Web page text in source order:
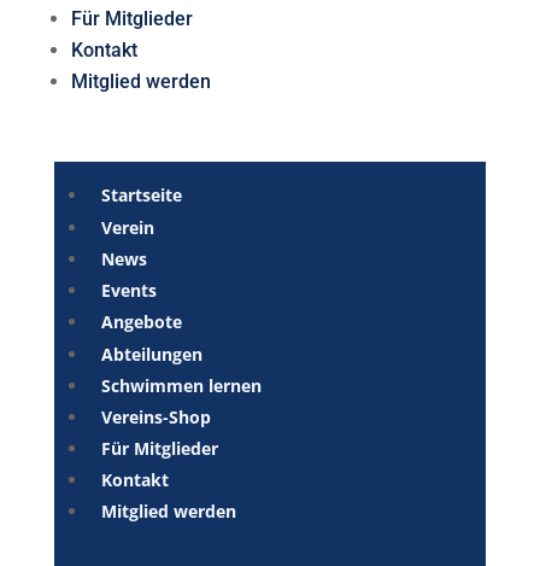
Für Mitglieder
Kontakt
Mitglied werden
Startseite
Verein
News
Events
Angebote
Abteilungen
Schwimmen lernen
Vereins-Shop
Für Mitglieder
Kontakt
Mitglied werden